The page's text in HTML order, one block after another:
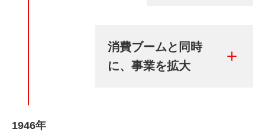
消費ブームと同時
に、事業を拡大
1946年